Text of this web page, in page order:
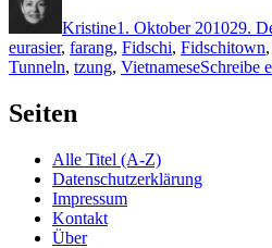
Kristine1. Oktober 201029.
eurasier, farang, Fidschi, Fidschitown,
Tunneln, tzung, VietnameseSchreibe
Seiten
Alle Titel (A-Z)
Datenschutzerklärung
Impressum
Kontakt
Über